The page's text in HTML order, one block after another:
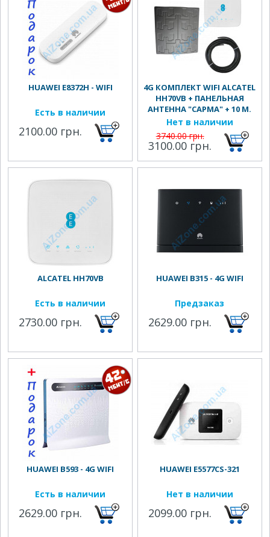
HUAWEI E8372H - WIFI
Есть в наличии
2100.00 грн.
4G КОМПЛЕКТ WIFI ALCATEL
HH70VB + ПАНЕЛЬНАЯ
АНТЕННА "САРМА" + 10 М.
КАБЕЛЯ
Нет в наличии
3740.00 грн.
3100.00 грн.
ALCATEL HH70VB
Есть в наличии
2730.00 грн.
HUAWEI B315 - 4G WIFI
Предзаказ
2629.00 грн.
HUAWEI B593 - 4G WIFI
Есть в наличии
2629.00 грн.
HUAWEI E5577CS-321
Нет в наличии
2099.00 грн.